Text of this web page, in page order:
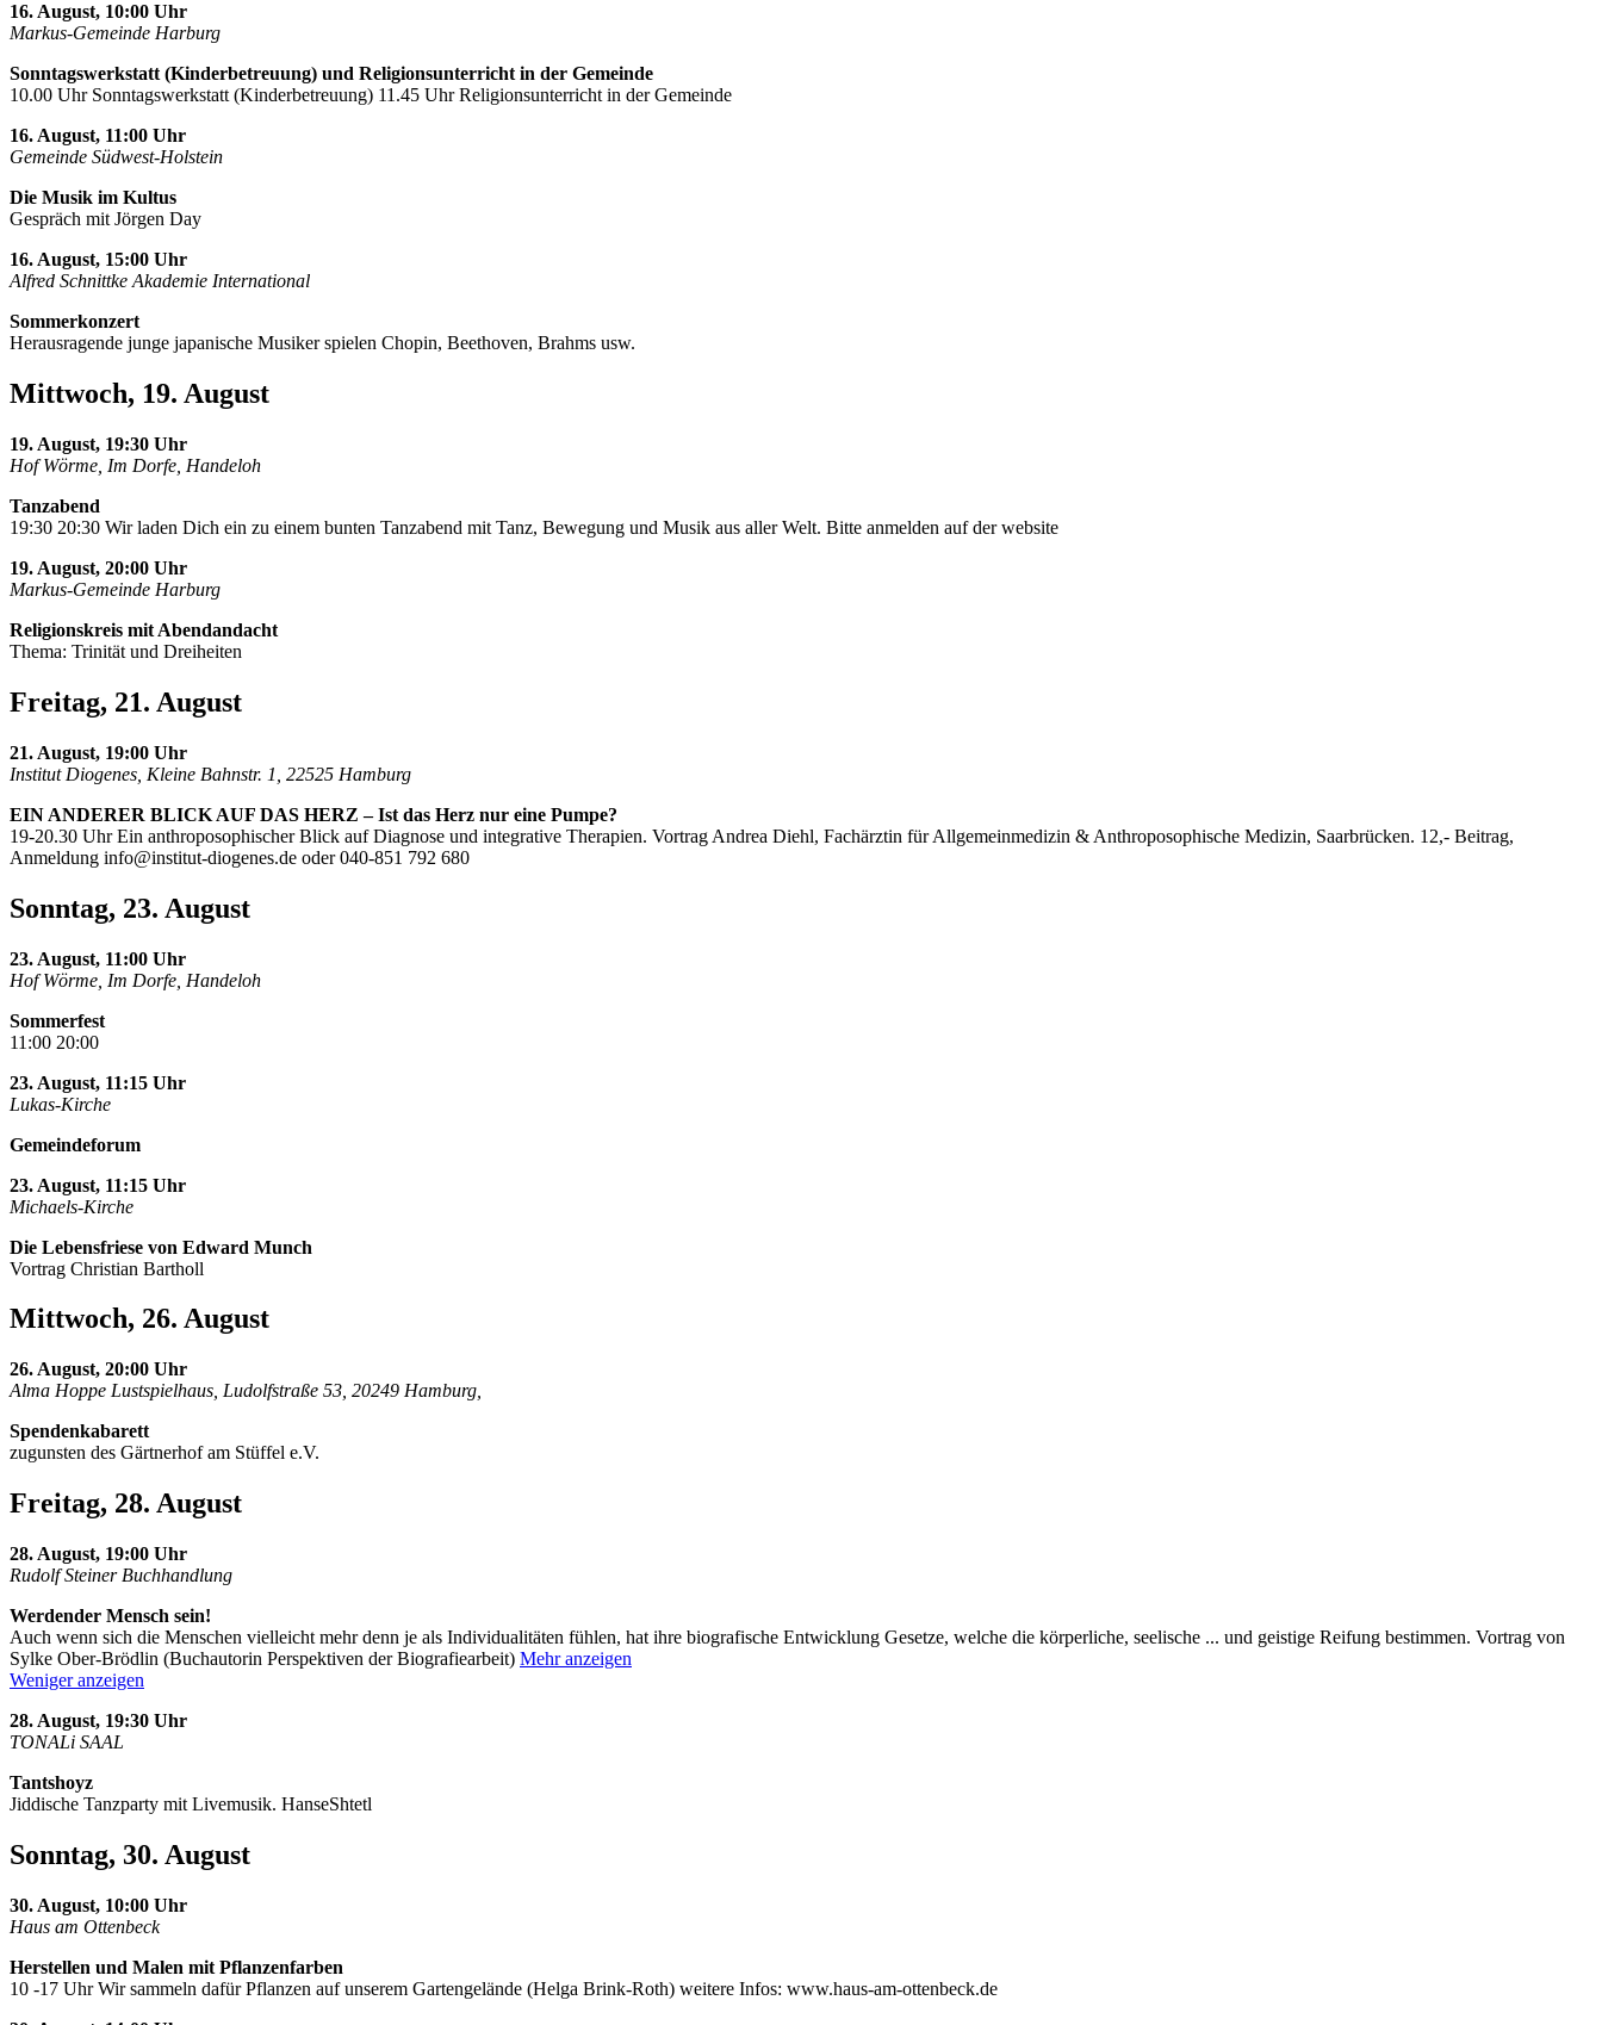
16. August, 10:00 Uhr
Markus-Gemeinde Harburg
Sonntagswerkstatt (Kinderbetreuung) und Religionsunterricht in der Gemeinde
10.00 Uhr Sonntagswerkstatt (Kinderbetreuung) 11.45 Uhr Religionsunterricht in der Gemeinde
16. August, 11:00 Uhr
Gemeinde Südwest-Holstein
Die Musik im Kultus
Gespräch mit Jörgen Day
16. August, 15:00 Uhr
Alfred Schnittke Akademie International
Sommerkonzert
Herausragende junge japanische Musiker spielen Chopin, Beethoven, Brahms usw.
Mittwoch, 19. August
19. August, 19:30 Uhr
Hof Wörme, Im Dorfe, Handeloh
Tanzabend
19:30 20:30 Wir laden Dich ein zu einem bunten Tanzabend mit Tanz, Bewegung und Musik aus aller Welt. Bitte anmelden auf der website
19. August, 20:00 Uhr
Markus-Gemeinde Harburg
Religionskreis mit Abendandacht
Thema: Trinität und Dreiheiten
Freitag, 21. August
21. August, 19:00 Uhr
Institut Diogenes, Kleine Bahnstr. 1, 22525 Hamburg
EIN ANDERER BLICK AUF DAS HERZ – Ist das Herz nur eine Pumpe?
19-20.30 Uhr Ein anthroposophischer Blick auf Diagnose und integrative Therapien. Vortrag Andrea Diehl, Fachärztin für Allgemeinmedizin & Anthroposophische Medizin, Saarbrücken. 12,- Beitrag,
Anmeldung info@institut-diogenes.de oder 040-851 792 680
Sonntag, 23. August
23. August, 11:00 Uhr
Hof Wörme, Im Dorfe, Handeloh
Sommerfest
11:00 20:00
23. August, 11:15 Uhr
Lukas-Kirche
Gemeindeforum
23. August, 11:15 Uhr
Michaels-Kirche
Die Lebensfriese von Edward Munch
Vortrag Christian Bartholl
Mittwoch, 26. August
26. August, 20:00 Uhr
Alma Hoppe Lustspielhaus, Ludolfstraße 53, 20249 Hamburg,
Spendenkabarett
zugunsten des Gärtnerhof am Stüffel e.V.
Freitag, 28. August
28. August, 19:00 Uhr
Rudolf Steiner Buchhandlung
Werdender Mensch sein!
Auch wenn sich die Menschen vielleicht mehr denn je als Individualitäten fühlen, hat ihre biografische Entwicklung Gesetze, welche die körperliche, seelische ... und geistige Reifung bestimmen. Vortrag von
Sylke Ober-Brödlin (Buchautorin Perspektiven der Biografiearbeit) Mehr anzeigen
Weniger anzeigen
28. August, 19:30 Uhr
TONALi SAAL
Tantshoyz
Jiddische Tanzparty mit Livemusik. HanseShtetl
Sonntag, 30. August
30. August, 10:00 Uhr
Haus am Ottenbeck
Herstellen und Malen mit Pflanzenfarben
10 -17 Uhr Wir sammeln dafür Pflanzen auf unserem Gartengelände (Helga Brink-Roth) weitere Infos: www.haus-am-ottenbeck.de